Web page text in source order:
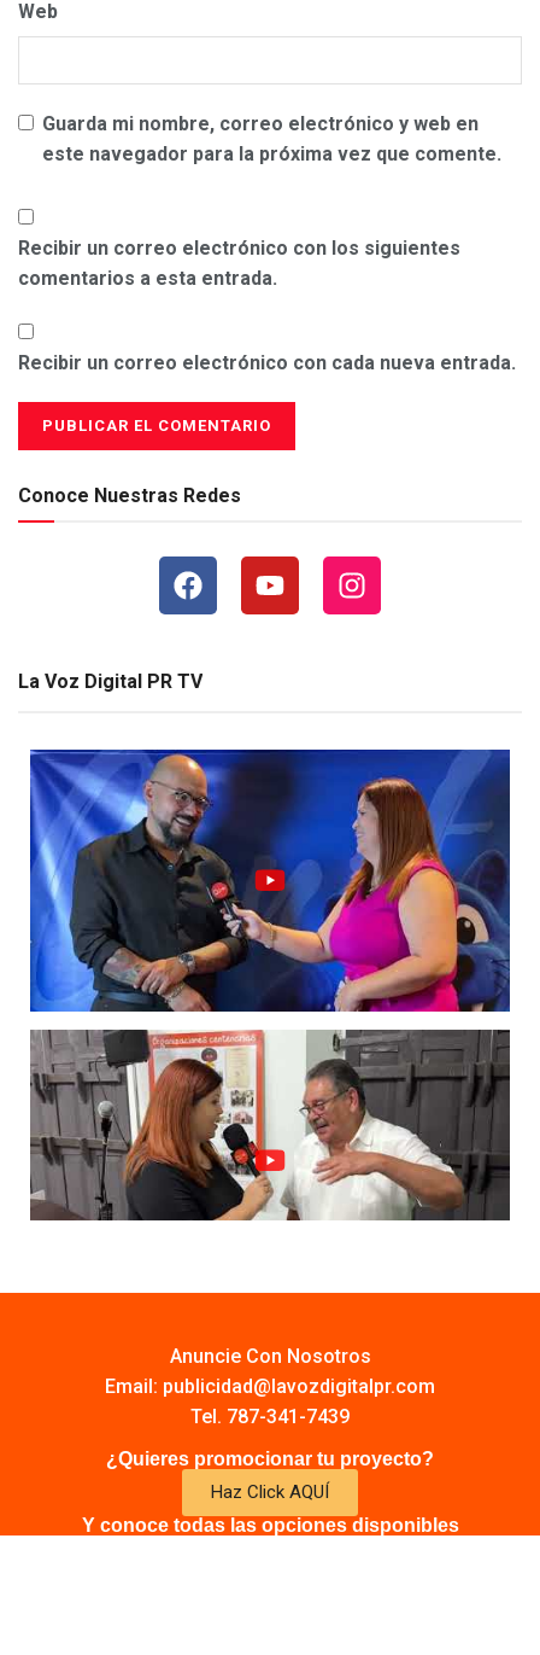
Web
Guarda mi nombre, correo electrónico y web en
este navegador para la próxima vez que comente.
Recibir un correo electrónico con los siguientes
comentarios a esta entrada.
Recibir un correo electrónico con cada nueva entrada.
Conoce Nuestras Redes
La Voz Digital PR TV
Anuncie Con Nosotros
Email: publicidad@lavozdigitalpr.com
Tel. 787-341-7439
¿Quieres promocionar tu proyecto?
Haz Click AQUÍ
Y conoce todas las opciones disponibles